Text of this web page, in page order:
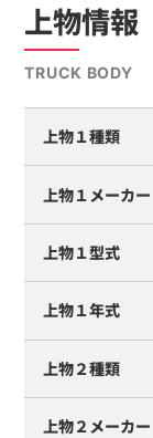
上物情報
TRUCK BODY
上物１種類
上物１メーカー
上物１型式
上物１年式
上物２種類
上物２メーカー